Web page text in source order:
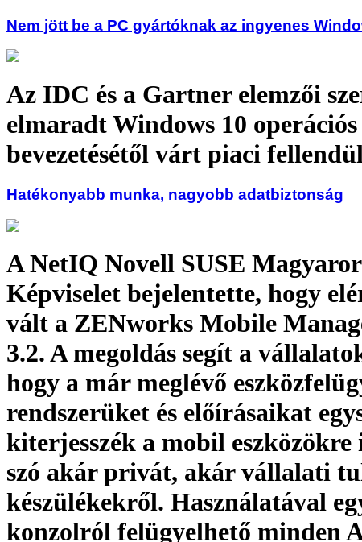
Nem jött be a PC gyártóknak az ingyenes
Az IDC és a Gartner elemzői
elmaradt Windows 10
bevezetésétől várt piaci
Hatékonyabb munka, nagyobb adatbiztonság
A NetIQ Novell SUSE
Képviselet bejelentette, hogy
vált a ZENworks Mobile
3.2. A megoldás segít a
hogy a már meglévő
rendszerüket és előírásaikat
kiterjesszék a mobil eszközökre
szó akár privát, akár vállalati
készülékekről. Használatával
konzolról felügyelhető minden